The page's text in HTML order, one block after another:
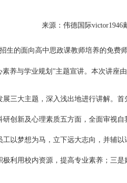
来源：伟德国际
生的面向高中思政课教师培养的免费师
养与学业规划”主题宣讲。本次讲座由
展三大主题 ， 深入浅出地进行讲解。 首
创新及心理素质五方面，全面审视自
工以梦想为马，立下远大志向，并辅
极利用校内资源 ， 提高专业素养；三是